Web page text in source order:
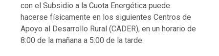
con el Subsidio a la Cuota Energética puede
hacerse físicamente en los siguientes Centros de
Apoyo al Desarrollo Rural (CADER), en un horario de
8:00 de la mañana a 5:00 de la tarde: